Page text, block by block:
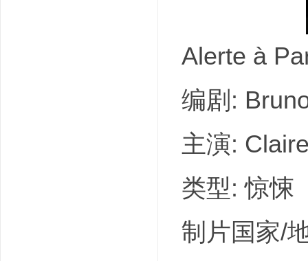
Alerte à
编剧:
主演:
类型: 惊悚
制片国家/